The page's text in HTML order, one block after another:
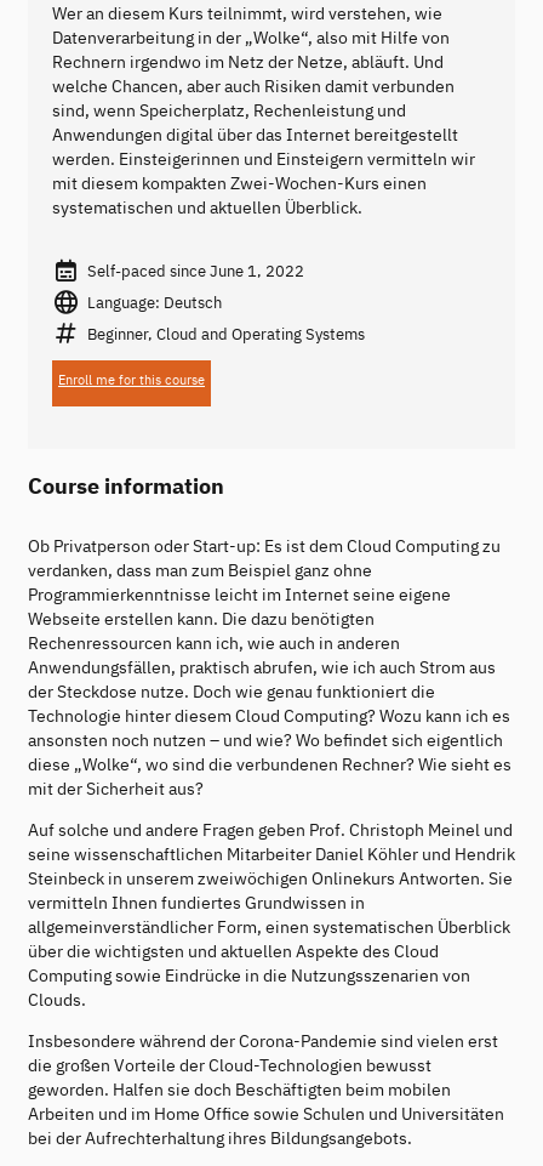
Wer an diesem Kurs teilnimmt, wird verstehen, wie
Datenverarbeitung in der „Wolke“, also mit Hilfe von
Rechnern irgendwo im Netz der Netze, abläuft. Und
welche Chancen, aber auch Risiken damit verbunden
sind, wenn Speicherplatz, Rechenleistung und
Anwendungen digital über das Internet bereitgestellt
werden. Einsteigerinnen und Einsteigern vermitteln wir
mit diesem kompakten Zwei-Wochen-Kurs einen
systematischen und aktuellen Überblick.
Self-paced since June 1, 2022
Language: Deutsch
Beginner, Cloud and Operating Systems
Enroll me for this course
Course information
Ob Privatperson oder Start-up: Es ist dem Cloud Computing zu
verdanken, dass man zum Beispiel ganz ohne
Programmierkenntnisse leicht im Internet seine eigene
Webseite erstellen kann. Die dazu benötigten
Rechenressourcen kann ich, wie auch in anderen
Anwendungsfällen, praktisch abrufen, wie ich auch Strom aus
der Steckdose nutze. Doch wie genau funktioniert die
Technologie hinter diesem Cloud Computing? Wozu kann ich es
ansonsten noch nutzen – und wie? Wo befindet sich eigentlich
diese „Wolke“, wo sind die verbundenen Rechner? Wie sieht es
mit der Sicherheit aus?
Auf solche und andere Fragen geben Prof. Christoph Meinel und
seine wissenschaftlichen Mitarbeiter Daniel Köhler und Hendrik
Steinbeck in unserem zweiwöchigen Onlinekurs Antworten. Sie
vermitteln Ihnen fundiertes Grundwissen in
allgemeinverständlicher Form, einen systematischen Überblick
über die wichtigsten und aktuellen Aspekte des Cloud
Computing sowie Eindrücke in die Nutzungsszenarien von
Clouds.
Insbesondere während der Corona-Pandemie sind vielen erst
die großen Vorteile der Cloud-Technologien bewusst
geworden. Halfen sie doch Beschäftigten beim mobilen
Arbeiten und im Home Office sowie Schulen und Universitäten
bei der Aufrechterhaltung ihres Bildungsangebots.